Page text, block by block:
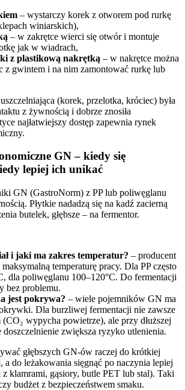
– wystarczy korek z otworem pod rurkę
winiarskich),
– w zakrętce wierci się otwór i montuje
jak w wiadrach,
z plastikową nakrętką – w nakrętce można
z gwintem i na nim zamontować rurkę lub
(korek, przelotka, króciec) była
z żywnością i dobrze znosiła
najłatwiejszy dostęp zapewnia rynek
GN – kiedy się
lepiej ich unikać
GN (GastroNorm) z PP lub poliwęglanu
Płytkie nadadzą się na kadź zacierną
butelek, głębsze – na fermentor.
i jaki ma zakres temperatur? – producent
temperaturę pracy. Dla PP często
dla poliwęglanu 100–120°C. Do fermentacji
bez problemu.
jest pokrywa? – wiele pojemników GN ma
Dla burzliwej fermentacji nie zawsze
wypycha powietrze), ale przy dłuższej
doszczelnienie zwiększa ryzyko utlenienia.
głębszych GN-ów raczej do krótkiej
do leżakowania sięgnąć po naczynia lepiej
klamrami, gąsiory, butle PET lub stal). Taki
budżet z bezpieczeństwem smaku.